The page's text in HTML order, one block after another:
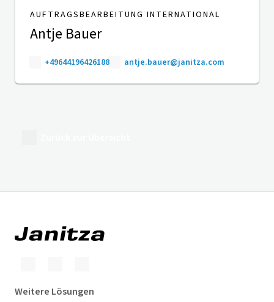
AUFTRAGSBEARBEITUNG INTERNATIONAL
Antje Bauer
+49644196426188 antje.bauer@janitza.com
Weitere Lösungen